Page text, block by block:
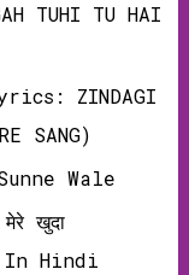
TUHI TU HAI
ZINDAGI
SANG)
Wale
खुदा
In Hindi